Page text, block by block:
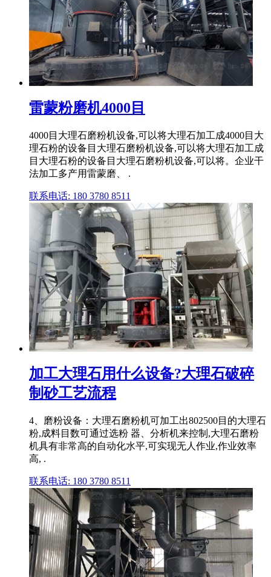
雷蒙粉磨机4000目
4000目大理石磨粉机设备,可以将大理石加工成4000目大
理石粉的设备目大理石磨粉机设备,可以将大理石加工成
目大理石粉的设备目大理石磨粉机设备,可以将。企业干
法加工多产用雷蒙磨、 .
联系电话: 180 3780 8511
加工大理石用什么设备?大理石破碎
制砂工艺流程
4、磨粉设备：大理石磨粉机可加工出802500目的大理石
粉,成料目数可通过选粉 器、分析机来控制,大理石磨粉
机具有非常高的自动化水平,可实现无人作业,作业效率
高, .
联系电话: 180 3780 8511